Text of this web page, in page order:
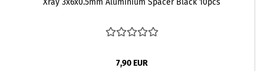
Xray 3x6x0.5mm Aluminium Spacer Black 10pcs
7,90 EUR